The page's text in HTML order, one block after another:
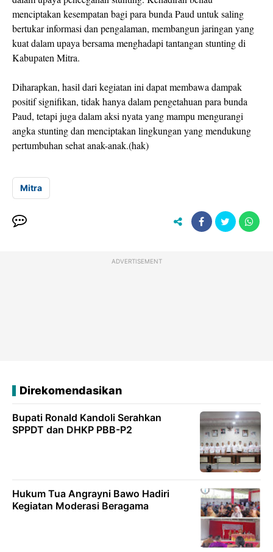
menciptakan kesempatan bagi para bunda Paud untuk saling
bertukar informasi dan pengalaman, membangun jaringan yang
kuat dalam upaya bersama menghadapi tantangan stunting di
Kabupaten Mitra.
Diharapkan, hasil dari kegiatan ini dapat membawa dampak
positif signifikan, tidak hanya dalam pengetahuan para bunda
Paud, tetapi juga dalam aksi nyata yang mampu mengurangi
angka stunting dan menciptakan lingkungan yang mendukung
pertumbuhan sehat anak-anak.(hak)
Mitra
ADVERTISEMENT
Direkomendasikan
Bupati Ronald Kandoli Serahkan
SPPDT dan DHKP PBB-P2
Hukum Tua Angrayni Bawo Hadiri
Kegiatan Moderasi Beragama